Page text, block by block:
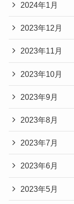
2024年1月
2023年12月
2023年11月
2023年10月
2023年9月
2023年8月
2023年7月
2023年6月
2023年5月